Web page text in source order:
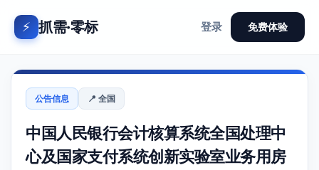
⚡ 抓需·零标 登录 免费体验
公告信息 📍 全国
中国人民银行会计核算系统全国处理中
心及国家支付系统创新实验室业务用房